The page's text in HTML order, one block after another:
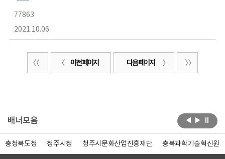
77863
2021.10.06
이전 페이지 다음 페이지
배너모음
충청북도청 청주시청 청주시문화산업진흥재단 충북과학기술혁신원